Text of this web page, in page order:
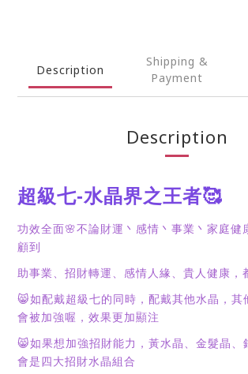
Description
Shipping &
Payment
Description
超級七-水晶界之王者🥰
功效全面 🌸不論財運丶感情丶事業丶家庭健
顧到
助事業、招財轉運、感情人緣、貴人健康，
😸如配戴超級七的同時，配戴其他水晶，其
會被加強喔，效果更加顯注
😸如果想加強招財能力，黃水晶、金髮晶、
會是四大招財水晶組合